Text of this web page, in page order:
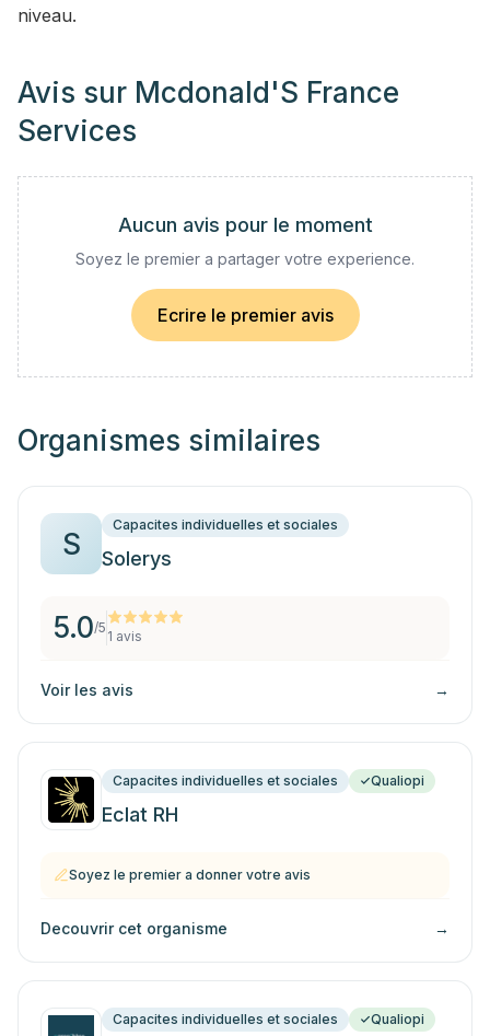
niveau.
Avis sur Mcdonald'S France
Services
Aucun avis pour le moment
Soyez le premier a partager votre experience.
Ecrire le premier avis
Organismes similaires
S
Capacites individuelles et sociales
Solerys
5.0/5
1 avis
Voir les avis →
Capacites individuelles et sociales Qualiopi
Eclat RH
Soyez le premier a donner votre avis
Decouvrir cet organisme →
Capacites individuelles et sociales Qualiopi